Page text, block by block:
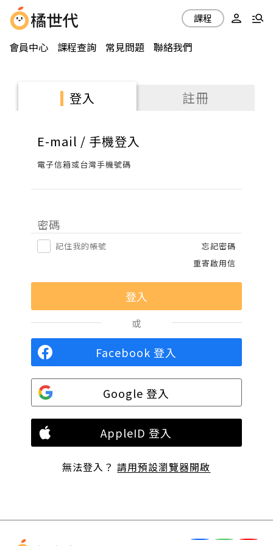
會員中心 課程查詢 常見問題 聯絡我們
課程
登入 註冊
E-mail / 手機登入
電子信箱或台灣手機號碼
密碼
記住我的帳號
忘記密碼
重寄啟用信
或
Facebook 登入
Google 登入
AppleID 登入
無法登入？請用預設瀏覽器開啟